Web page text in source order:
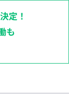
定！
も